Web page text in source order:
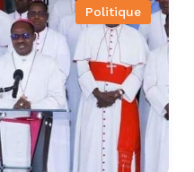
Politique